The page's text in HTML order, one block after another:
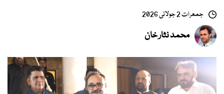
جمعرات 2 جولائی 2026
محمد نثار خان